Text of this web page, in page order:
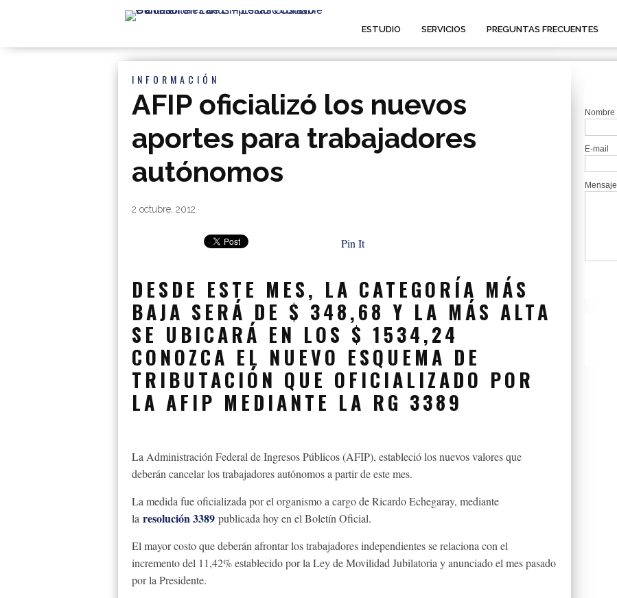
ESTUDIO SERVICIOS PREGUNTAS FRECUENTES
INFORMACIÓN
AFIP oficializó los nuevos
aportes para trabajadores
autónomos
By|
2 octubre, 2012
Pin It
DESDE ESTE MES, LA CATEGORÍA MÁS
BAJA SERÁ DE $ 348,68 Y LA MÁS ALTA
SE UBICARÁ EN LOS $ 1534,24
CONOZCA EL NUEVO ESQUEMA DE
TRIBUTACIÓN QUE OFICIALIZADO POR
LA AFIP MEDIANTE LA RG 3389
La Administración Federal de Ingresos Públicos (AFIP), estableció los nuevos valores que
deberán cancelar los trabajadores autónomos a partir de este mes.
La medida fue oficializada por el organismo a cargo de Ricardo Echegaray, mediante
la resolución 3389 publicada hoy en el Boletín Oficial.
El mayor costo que deberán afrontar los trabajadores independientes se relaciona con el
incremento del 11,42% establecido por la Ley de Movilidad Jubilatoria y anunciado el mes pasado
por la Presidente.
Nombre
E-mail
Mensaje